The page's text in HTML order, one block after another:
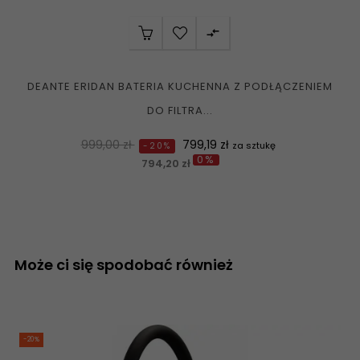

DEANTE ERIDAN BATERIA KUCHENNA Z PODŁĄCZENIEM
DO FILTRA...
Normalna
999,00 zł -20% Cena
799,19 zł za sztukę
794,20 zł 0%
Może ci się spodobać również
-20%